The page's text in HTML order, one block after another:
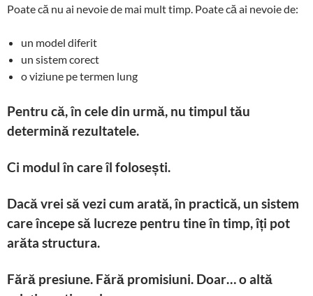
Poate că nu ai nevoie de mai mult timp. Poate că ai nevoie de:
un model diferit
un sistem corect
o viziune pe termen lung
Pentru că, în cele din urmă, nu timpul tău
determină rezultatele.
Ci modul în care îl folosești.
Dacă vrei să vezi cum arată, în practică, un sistem
care începe să lucreze pentru tine în timp, îți pot
arăta structura.
Fără presiune. Fără promisiuni. Doar… o altă